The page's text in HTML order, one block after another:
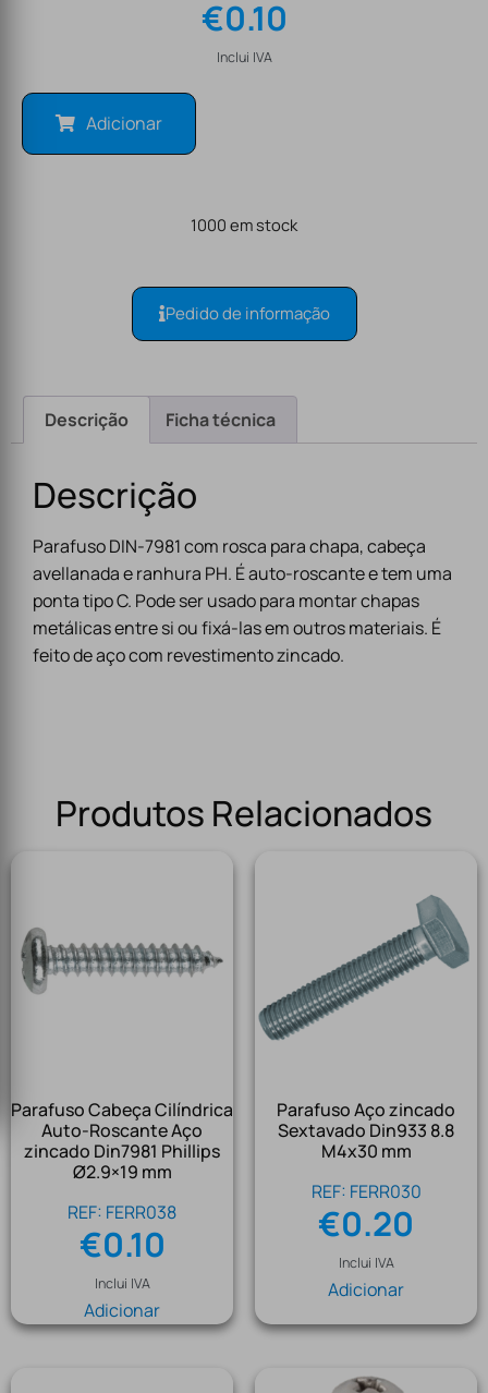
€0.10
Inclui IVA
Adicionar
1000 em stock
Pedido de informação
Descrição Ficha técnica
Descrição
Parafuso DIN-7981 com rosca para chapa, cabeça
avellanada e ranhura PH. É auto-roscante e tem uma
ponta tipo C. Pode ser usado para montar chapas
metálicas entre si ou fixá-las em outros materiais. É
feito de aço com revestimento zincado.
Produtos Relacionados
Parafuso Cabeça Cilíndrica
Auto-Roscante Aço
zincado Din7981 Phillips
Ø2.9×19 mm
REF: FERR038
€0.10
Inclui IVA
Adicionar
Parafuso Aço zincado
Sextavado Din933 8.8
M4x30 mm
REF: FERR030
€0.20
Inclui IVA
Adicionar